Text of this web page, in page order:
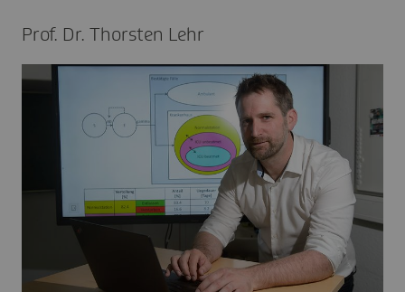
Prof. Dr. Thorsten Lehr